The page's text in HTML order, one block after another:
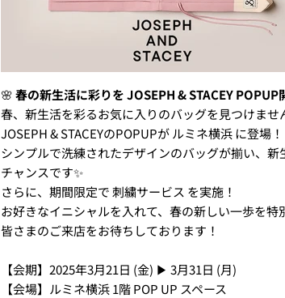
🌸春の新生活に彩りを JOSEPH & STACEY POPUP
春、新生活を彩るお気に入りのバッグを見つけませ
JOSEPH & STACEYのPOPUPが ルミネ横浜 に登場！
シンプルで洗練されたデザインのバッグが揃い、
チャンスです✨
さらに、期間限定で 刺繍サービス を実施！
お好きなイニシャルを入れて、春の新しい一歩を
皆さまのご来店をお待ちしております！
【会期】2025年3月21日 (金) ▶ 3月31日 (月)
【会場】ルミネ横浜 1階 POP UP スペース